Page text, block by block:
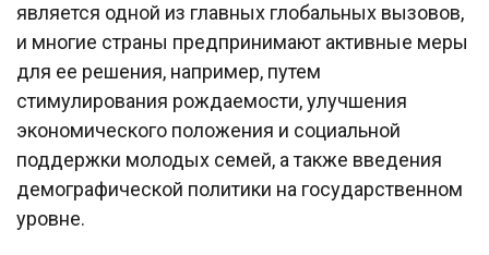
является одной из главных глобальных вызовов,
и многие страны предпринимают активные меры
для ее решения, например, путем
стимулирования рождаемости, улучшения
экономического положения и социальной
поддержки молодых семей, а также введения
демографической политики на государственном
уровне.